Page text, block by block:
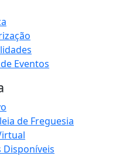
Eventos
de Freguesia
Disponíveis